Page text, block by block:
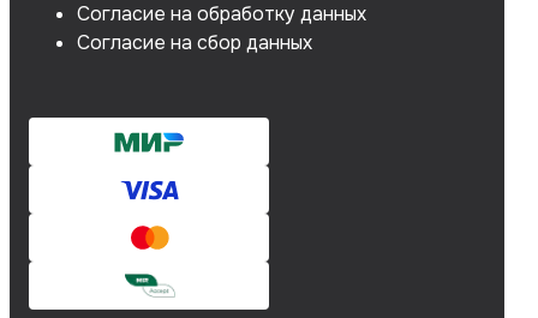
Согласие на обработку данных
Согласие на сбор данных